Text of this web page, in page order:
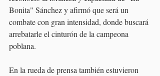
Bonita" Sánchez y afirmó que será un
combate con gran intensidad, donde buscará
arrebatarle el cinturón de la campeona
poblana.
En la rueda de prensa también estuvieron